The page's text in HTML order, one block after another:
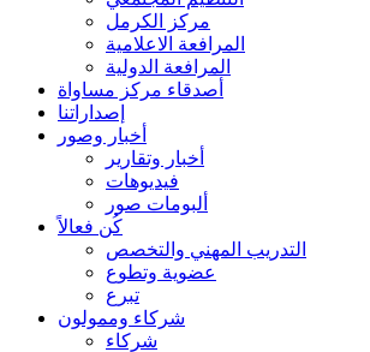
مركز الكرمل
المرافعة الاعلامية
المرافعة الدولية
أصدقاء مركز مساواة
إصداراتنا
أخبار وصور
أخبار وتقارير
فيديوهات
ألبومات صور
كُن فعالاً
التدريب المهني والتخصص
عضوية وتطوع
تبرع
شركاء وممولون
شركاء